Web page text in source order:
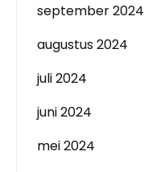
september 2024
augustus 2024
juli 2024
juni 2024
mei 2024